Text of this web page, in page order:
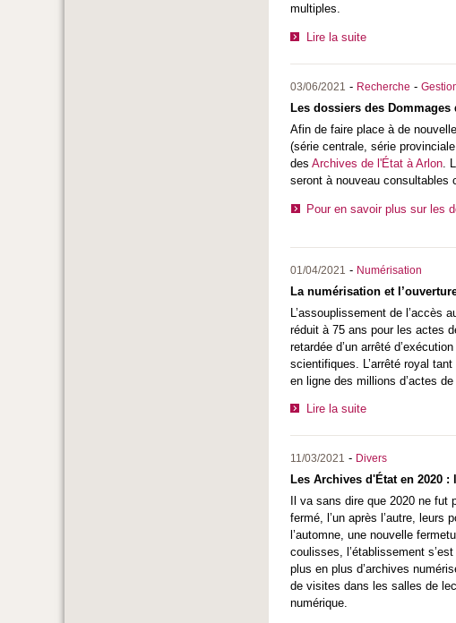
multiples.
Lire la suite
03/06/2021 - Recherche -
Les dossiers des
Afin de faire place à de
(série centrale, série
des Archives de l'État à Arlon .
seront à nouveau consultables
Pour en savoir plus sur les
01/04/2021 - Numérisation
La numérisation et
L’assouplissement de l’accès
réduit à 75 ans pour les actes
retardée d’un arrêté
scientifiques. L’arrêté royal
en ligne des millions d’actes
Lire la suite
11/03/2021 - Divers
Les Archives d'État en 2020
Il va sans dire que 2020 ne
fermé, l’un après l’autre,
l’automne, une nouvelle
coulisses, l’établissement
plus en plus d’archives
de visites dans les salles de
numérique.